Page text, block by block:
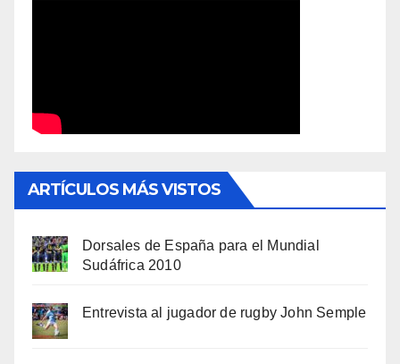
ARTÍCULOS MÁS VISTOS
Dorsales de España para el Mundial
Sudáfrica 2010
Entrevista al jugador de rugby John Semple